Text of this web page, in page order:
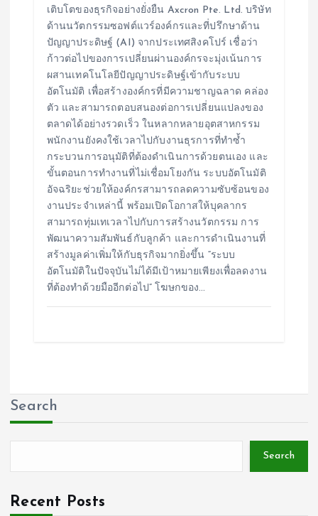
เติบโตของธุรกิจอย่างยั่งยืน Axcron Pte. Ltd. บริษัท
ด้านนวัตกรรมซอฟต์แวร์องค์กรและที่ปรึกษาด้าน
ปัญญาประดิษฐ์ (AI) จากประเทศสิงคโปร์ เชื่อว่า
ก้าวต่อไปของการเปลี่ยนผ่านองค์กรจะมุ่งเน้นการ
ผสานเทคโนโลยีปัญญาประดิษฐ์เข้ากับระบบ
อัตโนมัติ เพื่อสร้างองค์กรที่มีความชาญฉลาด คล่อง
ตัว และสามารถตอบสนองต่อการเปลี่ยนแปลงของ
ตลาดได้อย่างรวดเร็ว ในหลากหลายอุตสาหกรรม
พนักงานยังคงใช้เวลาไปกับงานธุรการที่ทำซ้ำ
กระบวนการอนุมัติที่ต้องดำเนินการด้วยตนเอง และ
ขั้นตอนการทำงานที่ไม่เชื่อมโยงกัน ระบบอัตโนมัติ
อัจฉริยะช่วยให้องค์กรสามารถลดความซับซ้อนของ
งานประจำเหล่านี้ พร้อมเปิดโอกาสให้บุคลากร
สามารถทุ่มเทเวลาไปกับการสร้างนวัตกรรม การ
พัฒนาความสัมพันธ์กับลูกค้า และการดำเนินงานที่
สร้างมูลค่าเพิ่มให้กับธุรกิจมากยิ่งขึ้น “ระบบ
อัตโนมัติในปัจจุบันไม่ได้มีเป้าหมายเพียงเพื่อลดงาน
ที่ต้องทำด้วยมืออีกต่อไป” โฆษกของ…
Search
Search
Recent Posts